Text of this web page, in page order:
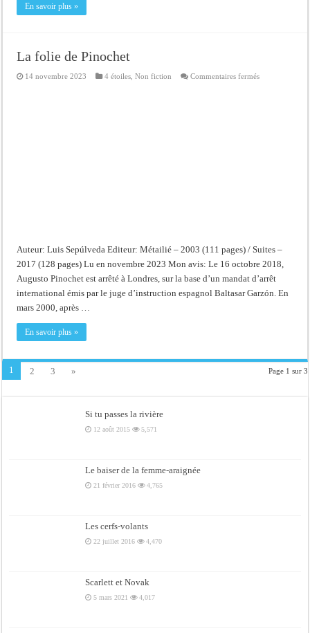
En savoir plus »
La folie de Pinochet
14 novembre 2023 4 étoiles ,Non fiction Commentaires ferméssur
Auteur: Luis Sepúlveda Editeur: Métailié – 2003 (111 pages) / Suites –
2017 (128 pages) Lu en novembre 2023 Mon avis: Le 16 octobre 2018,
Augusto Pinochet est arrêté à Londres, sur la base d’un mandat d’arrêt
international émis par le juge d’instruction espagnol Baltasar Garzón. En
mars 2000, après …
En savoir plus »
Page 1 sur 3
1 2 3 »
Si tu passes la rivière
12 août 2015 5,571
Le baiser de la femme-araignée
21 février 2016 4,765
Les cerfs-volants
22 juillet 2016 4,470
Scarlett et Novak
5 mars 2021 4,017